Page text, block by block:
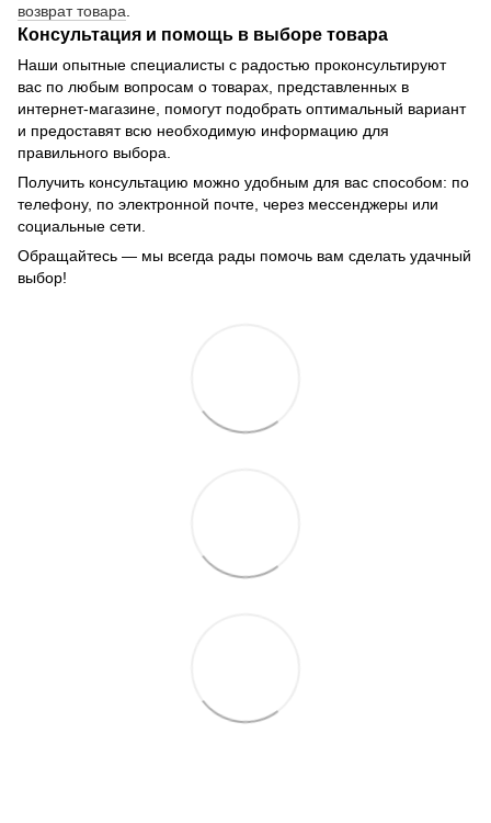
возврат товара.
Консультация и помощь в выборе товара
Наши опытные специалисты с радостью проконсультируют
вас по любым вопросам о товарах, представленных в
интернет-магазине, помогут подобрать оптимальный вариант
и предоставят всю необходимую информацию для
правильного выбора.
Получить консультацию можно удобным для вас способом: по
телефону, по электронной почте, через мессенджеры или
социальные сети.
Обращайтесь — мы всегда рады помочь вам сделать удачный
выбор!